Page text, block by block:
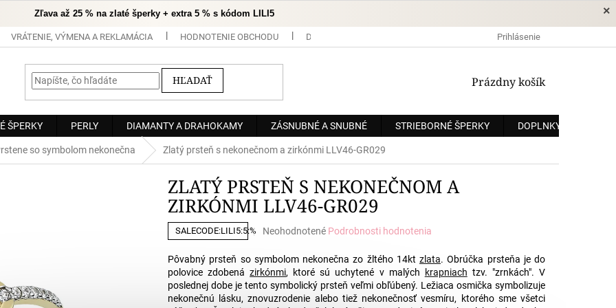
×
Zľava až 25 % na zlaté šperky + extra 5 % s kódom LILI5
VRÁTENIE, VÝMENA A REKLAMÁCIA HODNOTENIE OBCHODU DOPRAVA A PLATBA OCHRANA OSOBNÝCH ÚDAJOV
Prihlásenie
HĽADAŤ
NÁKUPNÝ
Prázdny košík
ŠPERKY PERLY DIAMANTY A DRAHOKAMY ZÁSNUBNÉ A SNUBNÉ STRIEBORNÉ ŠPERKY DOPLNKY
so symbolom nekonečna Zlatý prsteň s nekonečnom a zirkónmi LLV46-GR029
ZLATÝ PRSTEŇ S NEKONEČNOM A
ZIRKÓNMI LLV46-GR029
SALECODE:LILI5:5:%
Priemerné
produktu
je
0,0
z
Neohodnotené Podrobnosti hodnotenia
Pôvabný prsteň so symbolom nekonečna zo žltého 14kt zlata. Obrúčka prsteňa je do
polovice zdobenázirkónmi, ktoré sú uchytené v malých krapniach tzv. "zrnkách". V
poslednej dobe je tento symbolický prsteň veľmi obľúbený. Ležiaca osmička symbolizuje
nekonečnú lásku, znovuzrodenie alebo tiež nekonečnosť vesmíru, ktorého sme všetci